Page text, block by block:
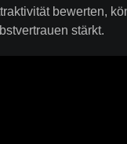
bewerten,
stärkt.